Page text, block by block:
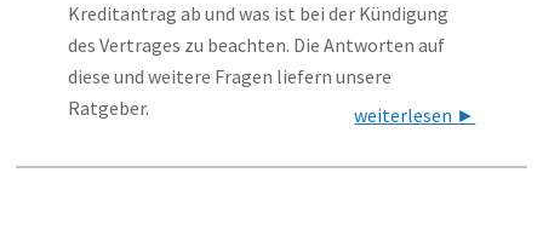
Kreditantrag ab und was ist bei der Kündigung
des Vertrages zu beachten. Die Antworten auf
diese und weitere Fragen liefern unsere
Ratgeber.
weiterlesen ►